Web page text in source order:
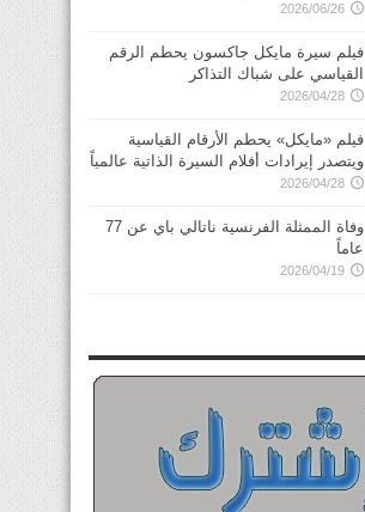
2026/06/26
فيلم سيرة مايكل جاكسون يحطم الرقم
القياسي على شباك التذاكر
2026/04/28
فيلم «مايكل» يحطم الأرقام القياسية
ويتصدر إيرادات أفلام السيرة الذاتية عالمياً
2026/04/28
وفاة الممثلة الفرنسية ناتالي باي عن 77
عاماً
2026/04/19